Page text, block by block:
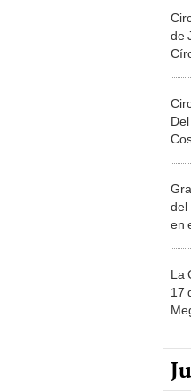
de
del
en
La
17